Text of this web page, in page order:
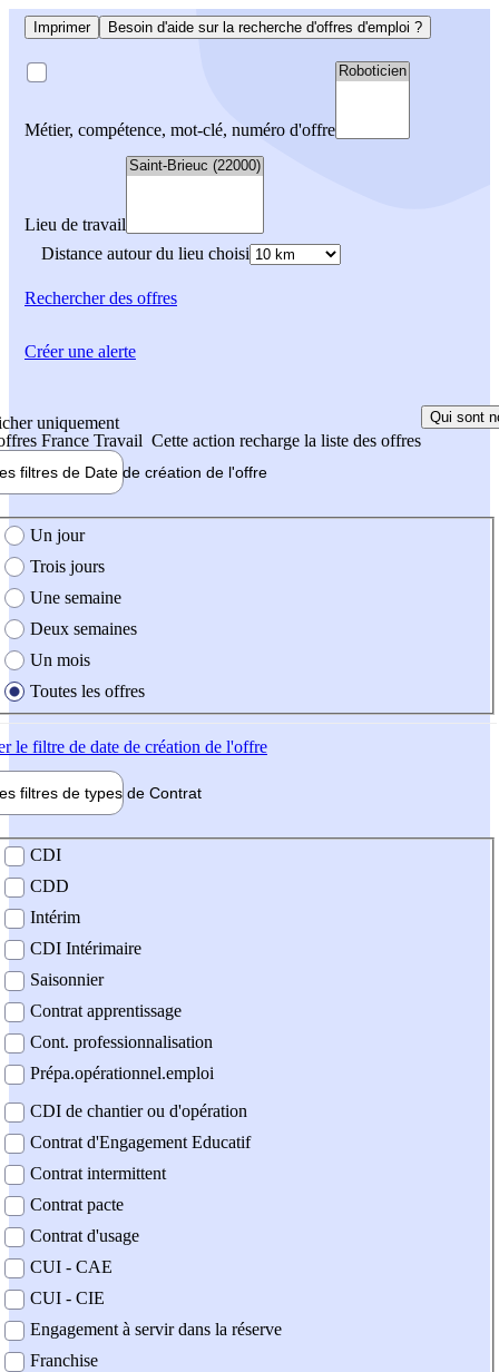
Imprimer Besoin d'aide sur la recherche d'offres d'emploi ?
Métier, compétence, mot-clé, numéro d'offre
Lieu de travail
Distance autour du lieu choisi
Rechercherdes offres
uniquement
France Travail Cette action recharge la liste des offres
Qui sont
filtres de Date de création de l'offre
création de l'offre
Un jour
Trois jours
Une semaine
Deux semaines
Un mois
Toutes les offres
le filtre de date de création de l'offre
filtres de types de Contrat
contrat
CDI
CDD
Intérim
CDI Intérimaire
Saisonnier
Contrat apprentissage
Cont. professionnalisation
Prépa.opérationnel.emploi
CDI de chantier ou d'opération
Contrat d'Engagement Educatif
Contrat intermittent
Contrat pacte
Contrat d'usage
CUI - CAE
CUI - CIE
Engagement à servir dans la réserve
Franchise
Créer une alerte